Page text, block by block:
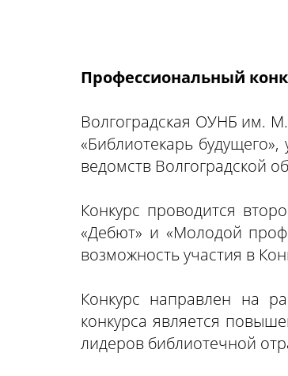
Профессиональный
Волгоградская ОУНБ им.
«Библиотекарь
ведомств Волгоградской
Конкурс проводится
«Дебют» и «Молодой
возможность участия в
Конкурс направлен на
конкурса является
лидеров библиотечной